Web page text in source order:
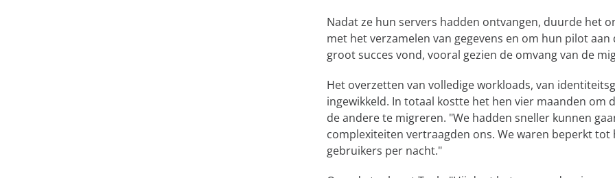
Nadat ze hun servers hadden ontvangen, duurde het
met het verzamelen van gegevens en om hun pilot
groot succes vond, vooral gezien de omvang van de
Het overzetten van volledige workloads, van
ingewikkeld. In totaal kostte het hen vier maanden om
de andere te migreren. "We hadden sneller kunnen
complexiteiten vertraagden ons. We waren beperkt tot
gebruikers per nacht."